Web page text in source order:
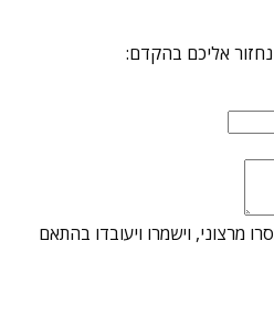
אליכם בהקדם:
מרצוני, וישמרו ויעובדו בהתאם